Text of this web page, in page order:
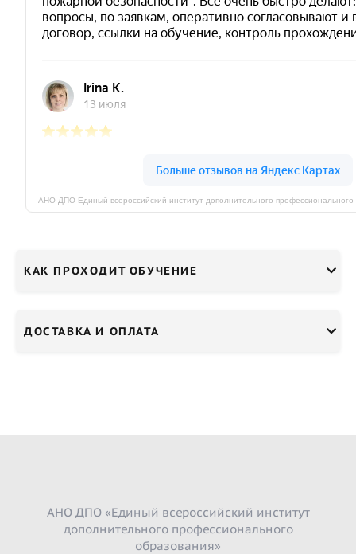
КАК ПРОХОДИТ ОБУЧЕНИЕ
ДОСТАВКА И ОПЛАТА
АНО ДПО «Единый всероссийский институт
дополнительного профессионального
образования»